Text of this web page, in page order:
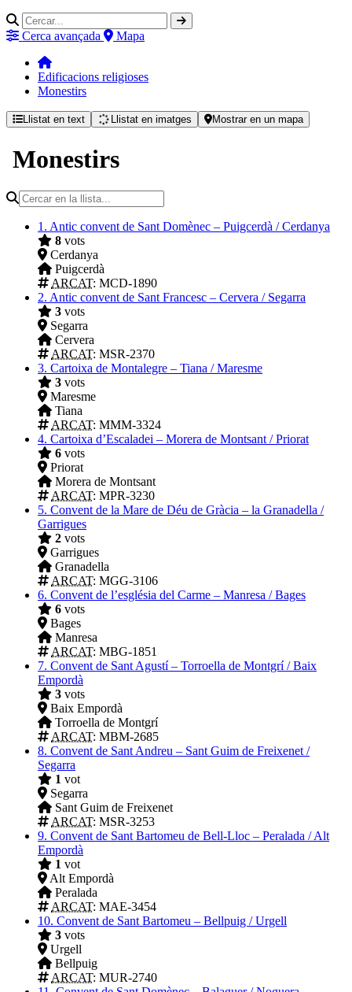
Cerca avançada Mapa
Edificacions religioses
Monestirs
Llistat en text Llistat en imatges Mostrar en un mapa
Monestirs
1. Antic convent de Sant Domènec – Puigcerdà / Cerdanya
8 vots
Cerdanya
Puigcerdà
ARCAT: MCD-1890
2. Antic convent de Sant Francesc – Cervera / Segarra
3 vots
Segarra
Cervera
ARCAT: MSR-2370
3. Cartoixa de Montalegre – Tiana / Maresme
3 vots
Maresme
Tiana
ARCAT: MMM-3324
4. Cartoixa d’Escaladei – Morera de Montsant / Priorat
6 vots
Priorat
Morera de Montsant
ARCAT: MPR-3230
5. Convent de la Mare de Déu de Gràcia – la Granadella /
Garrigues
2 vots
Garrigues
Granadella
ARCAT: MGG-3106
6. Convent de l’església del Carme – Manresa / Bages
6 vots
Bages
Manresa
ARCAT: MBG-1851
7. Convent de Sant Agustí – Torroella de Montgrí / Baix
Empordà
3 vots
Baix Empordà
Torroella de Montgrí
ARCAT: MBM-2685
8. Convent de Sant Andreu – Sant Guim de Freixenet /
Segarra
1 vot
Segarra
Sant Guim de Freixenet
ARCAT: MSR-3253
9. Convent de Sant Bartomeu de Bell-Lloc – Peralada / Alt
Empordà
1 vot
Alt Empordà
Peralada
ARCAT: MAE-3454
10. Convent de Sant Bartomeu – Bellpuig / Urgell
3 vots
Urgell
Bellpuig
ARCAT: MUR-2740